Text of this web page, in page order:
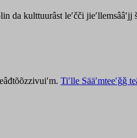
da kulttuurâst leʹčči jieʹllemsââʹjj
Tiʹlle Sääʹmteeʹǧǧ